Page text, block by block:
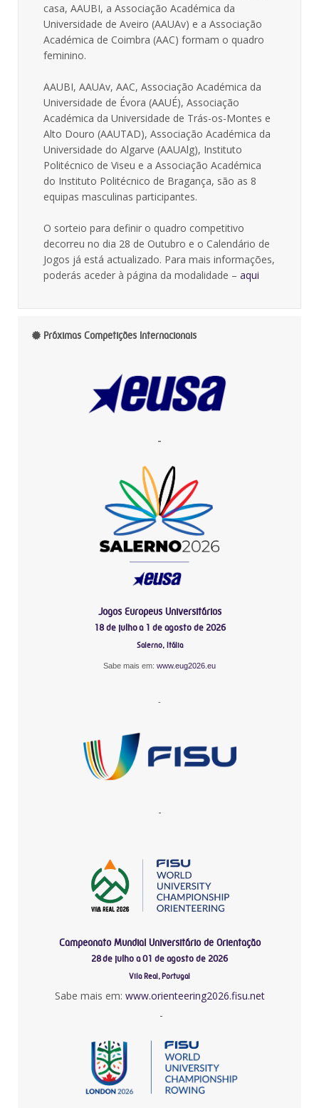
casa, AAUBI, a Associação Académica da
Universidade de Aveiro (AAUAv) e a Associação
Académica de Coimbra (AAC) formam o quadro
feminino.
AAUBI, AAUAv, AAC, Associação Académica da
Universidade de Évora (AAUÉ), Associação
Académica da Universidade de Trás-os-Montes e
Alto Douro (AAUTAD), Associação Académica da
Universidade do Algarve (AAUAlg), Instituto
Politécnico de Viseu e a Associação Académica
do Instituto Politécnico de Bragança, são as 8
equipas masculinas participantes.
O sorteio para definir o quadro competitivo
decorreu no dia 28 de Outubro e o Calendário de
Jogos já está actualizado. Para mais informações,
poderás aceder à página da modalidade – aqui
Próximas Competições Internacionais
-
Jogos Europeus Universitários
18 de julho a 1 de agosto de 2026
Salerno, Itália
Sabe mais em: www.eug2026.eu
-
-
Campeonato Mundial Universitário de Orientação
28 de julho a 01 de agosto de 2026
Vila Real, Portugal
Sabe mais em: www.orienteering2026.fisu.net
-